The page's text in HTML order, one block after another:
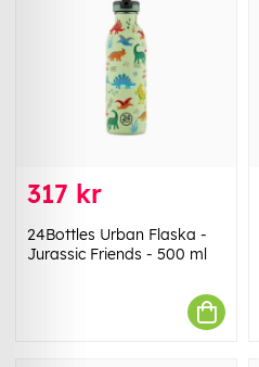
317 kr
24Bottles Urban Flaska -
Jurassic Friends - 500 ml